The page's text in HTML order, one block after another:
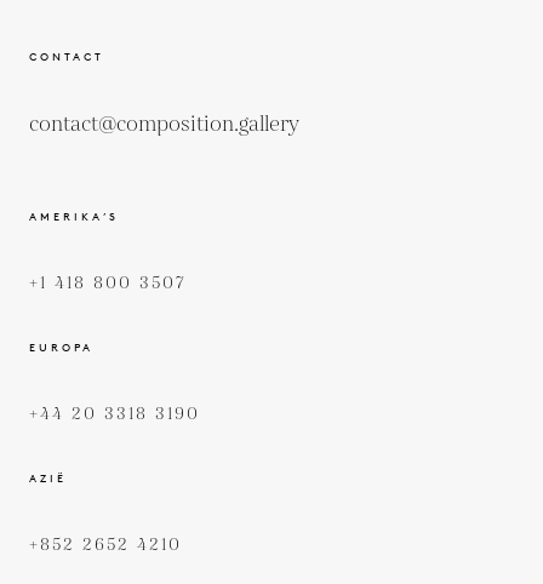
CONTACT
contact@composition.gallery
AMERIKA’S
+1 418 800 3507
EUROPA
+44 20 3318 3190
AZIË
+852 2652 4210